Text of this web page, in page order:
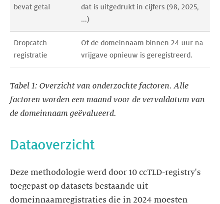
bevat getal
dat is uitgedrukt in cijfers (98, 2025,
...)
Dropcatch-
registratie
Of de domeinnaam binnen 24 uur na
vrijgave opnieuw is geregistreerd.
Tabel 1: Overzicht van onderzochte factoren. Alle
factoren worden een maand voor de vervaldatum van
de domeinnaam geëvalueerd.
Dataoverzicht
Deze methodologie werd door 10 ccTLD-registry's
toegepast op datasets bestaande uit
domeinnaamregistraties die in 2024 moesten